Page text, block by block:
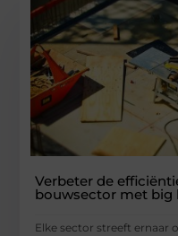
Verbeter de
bouwsector met big
Elke sector streeft ernaar